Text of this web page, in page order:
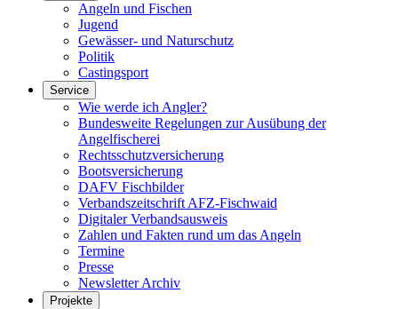
Angeln und Fischen
Jugend
Gewässer- und Naturschutz
Politik
Castingsport
Service
Wie werde ich Angler?
Bundesweite Regelungen zur Ausübung der
Angelfischerei
Rechtsschutzversicherung
Bootsversicherung
DAFV Fischbilder
Verbandszeitschrift AFZ-Fischwaid
Digitaler Verbandsausweis
Zahlen und Fakten rund um das Angeln
Termine
Presse
Newsletter Archiv
Projekte